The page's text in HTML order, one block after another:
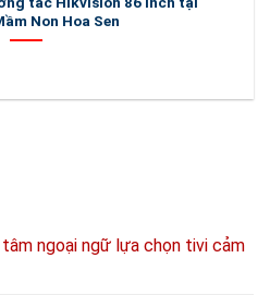
Non Hoa Sen
ngoại ngữ lựa chọn tivi cảm